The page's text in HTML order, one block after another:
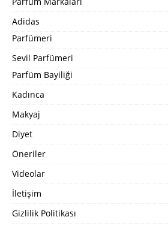
Adidas
Parfümeri
Sevil Parfümeri
Parfüm Bayiliği
Kadınca
Makyaj
Diyet
Öneriler
Videolar
İletişim
Gizlilik Politikası